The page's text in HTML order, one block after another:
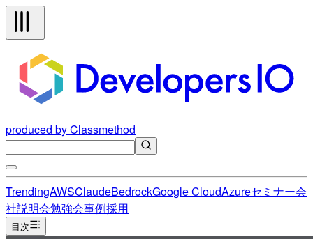
produced by Classmethod
TrendingAWSClaudeBedrockGoogle CloudAzureセミナー会
社説明会勉強会事例採用
目次